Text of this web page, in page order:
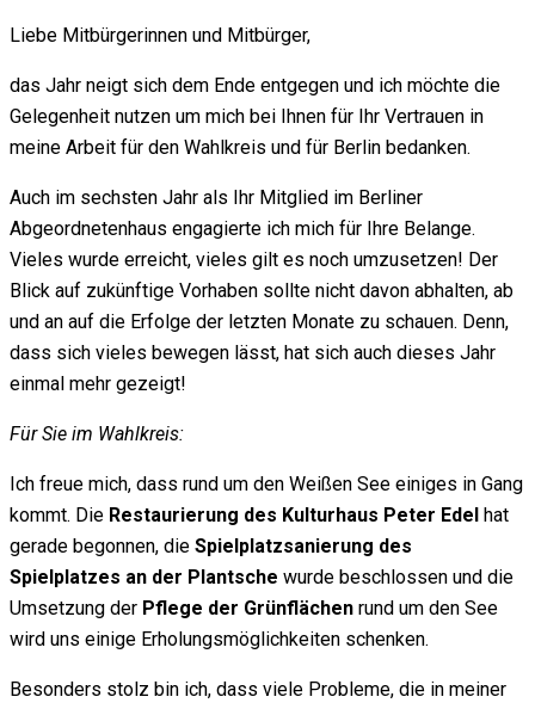
Liebe Mitbürgerinnen und Mitbürger,
das Jahr neigt sich dem Ende entgegen und ich möchte die
Gelegenheit nutzen um mich bei Ihnen für Ihr Vertrauen in
meine Arbeit für den Wahlkreis und für Berlin bedanken.
Auch im sechsten Jahr als Ihr Mitglied im Berliner
Abgeordnetenhaus engagierte ich mich für Ihre Belange.
Vieles wurde erreicht, vieles gilt es noch umzusetzen! Der
Blick auf zukünftige Vorhaben sollte nicht davon abhalten, ab
und an auf die Erfolge der letzten Monate zu schauen. Denn,
dass sich vieles bewegen lässt, hat sich auch dieses Jahr
einmal mehr gezeigt!
Für Sie im Wahlkreis:
Ich freue mich, dass rund um den Weißen See einiges in Gang
kommt. Die Restaurierung des Kulturhaus Peter Edel hat
gerade begonnen, die Spielplatzsanierung des
Spielplatzes an der Plantsche wurde beschlossen und die
Umsetzung der Pflege der Grünflächen rund um den See
wird uns einige Erholungsmöglichkeiten schenken.
Besonders stolz bin ich, dass viele Probleme, die in meiner